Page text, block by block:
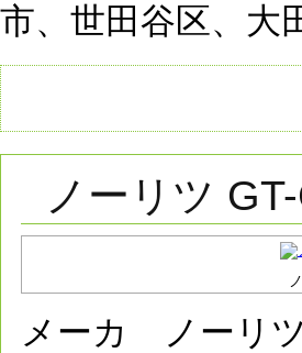
市、世田谷区、大
ノーリツ
メーカ ノーリツ